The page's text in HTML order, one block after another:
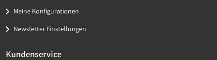
Meine Konfigurationen
Newsletter Einstellungen
Kundenservice